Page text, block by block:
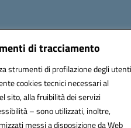
di tracciamento
strumenti di profilazione degli
cookies tecnici necessari al
sito, alla fruibilità dei servizi
– sono utilizzati, inoltre,
messi a disposizione da Web